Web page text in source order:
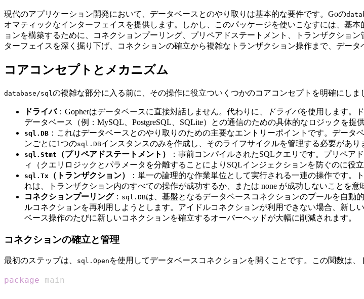
現代のアプリケーション開発において、データベースとのやり取りは基本的な要件です。Goの
オマティックなインターフェイスを提供します。しかし、このパッケージを使いこなすには、基
ョンを構築するために、コネクションプーリング、プリペアドステートメント、トランザクショ
ターフェイスを深く掘り下げ、コネクションの確立から複雑なトランザクション操作まで、デー
コアコンセプトとメカニズム
database/sql の複雑な部分に入る前に、その操作に役立ついくつかのコアコンセプトを明確にしま
ドライバ：Gopherはデータベースに直接対話しません。代わりに、 ドライバを使用します。
データベース（例：MySQL、PostgreSQL、SQLite）との通信のための具体的なロジックを提供
sql.DB ：これはデータベースとのやり取りのための主要なエントリーポイントです。デー
ンごとに1つのsql.DBインスタンスのみを作成し、そのライフサイクルを管理する必要があり
sql.Stmt （プリペアドステートメント）
：事前コンパイルされたSQLクエリです。プリペ
ィ（クエリロジックとパラメータを分離することによりSQLインジェクションを防ぐのに役
sql.Tx （トランザクション）
：単一の論理的な作業単位として実行される一連の操作です
れは、トランザクション内のすべての操作が成功するか、または none が成功しないことを
コネクションプーリング： sql.DBは、基盤となるデータベースコネクションのプールを自動
ルコネクションを再利用しようとします。アイドルコネクションが利用できない場合、新
ベース操作のたびに新しいコネクションを確立するオーバーヘッドが大幅に削減されます。
コネクションの確立と管理
最初のステップは、 sql.Open を使用してデータベースコネクションを開くことです。この関数は
package